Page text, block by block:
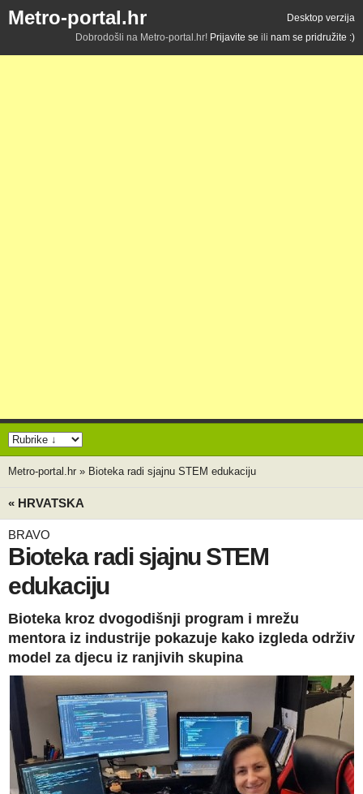
Metro-portal.hr
Desktop verzija
Dobrodošli na Metro-portal.hr! Prijavite se ili nam se pridružite :)
Metro-portal.hr » Bioteka radi sjajnu STEM edukaciju
« HRVATSKA
BRAVO
Bioteka radi sjajnu STEM
edukaciju
Bioteka kroz dvogodišnji program i mrežu
mentora iz industrije pokazuje kako izgleda održiv
model za djecu iz ranjivih skupina